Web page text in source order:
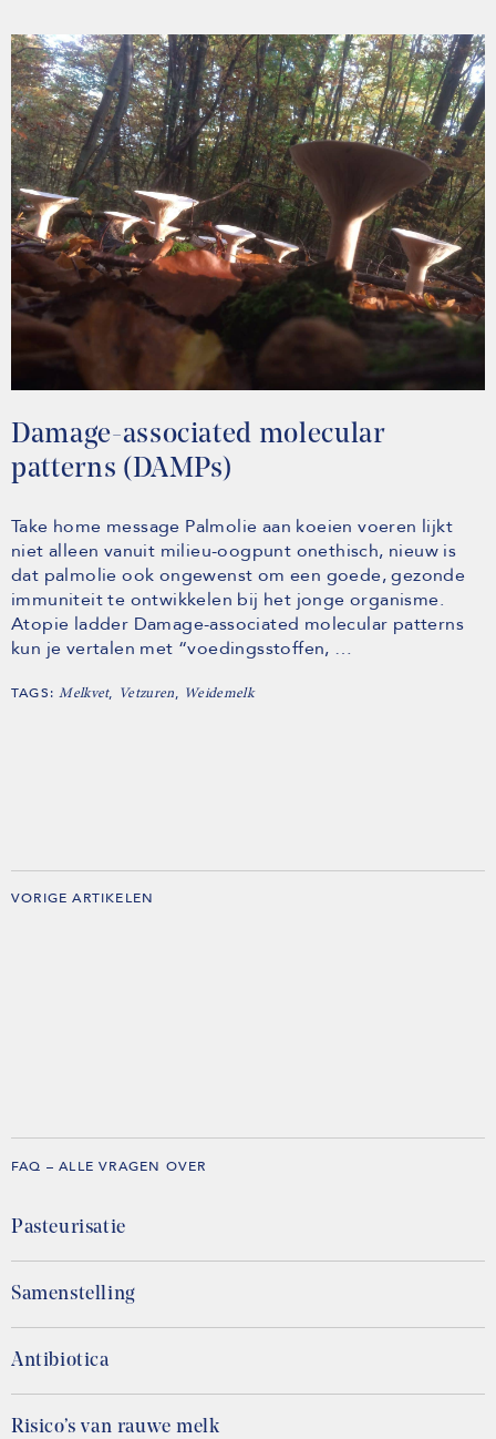
Damage-associated molecular
patterns (DAMPs)
Take home message Palmolie aan koeien voeren lijkt
niet alleen vanuit milieu-oogpunt onethisch, nieuw is
dat palmolie ook ongewenst om een goede, gezonde
immuniteit te ontwikkelen bij het jonge organisme.
Atopie ladder Damage-associated molecular patterns
kun je vertalen met “voedingsstoffen, …
TAGS:Melkvet, Vetzuren, Weidemelk
VORIGE ARTIKELEN
FAQ – ALLE VRAGEN OVER
Pasteurisatie
Samenstelling
Antibiotica
Risico’s van rauwe melk